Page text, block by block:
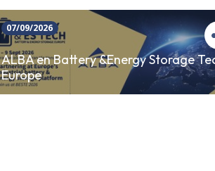
07/09/2026
ALBA en Battery &Energy Storage
Europe